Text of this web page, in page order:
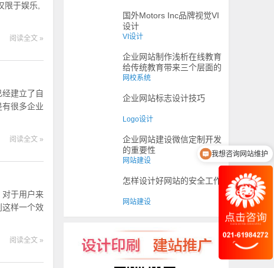
于娱乐,
阅读全文 »
建立了自
很多企业
阅读全文 »
对于用户来
这样一个效
阅读全文 »
国外Motors Inc品牌视觉VI
设计
VI设计
企业网站制作浅析在线教育
给传统教育带来三个层面的
变革
网校系统
企业网站标志设计技巧
Logo设计
企业网站建设微信定制开发
的重要性
网站建设
怎样设计好网站的安全工作
网站建设
我想咨询网站设计
我想咨询网站维护